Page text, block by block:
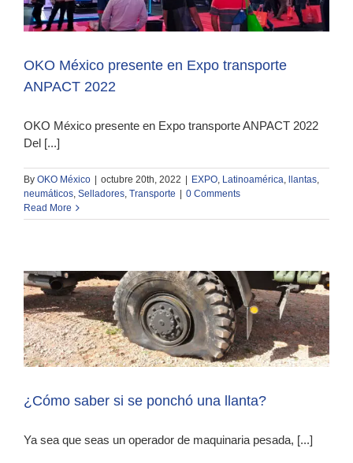
OKO México presente en Expo transporte
ANPACT 2022
OKO México presente en Expo transporte ANPACT 2022
Del [...]
By OKO México octubre 20th, 2022 EXPO, Latinoamérica, llantas,
neumáticos, Selladores, Transporte
0 Comments
Read More
¿Cómo saber si se ponchó una llanta?
Ya sea que seas un operador de maquinaria pesada, [...]